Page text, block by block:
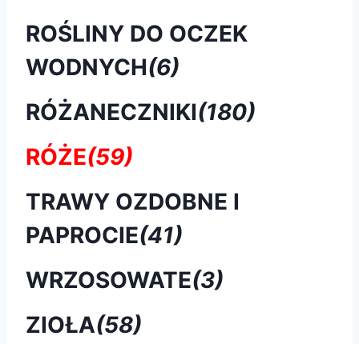
ROŚLINY DO OCZEK
WODNYCH(6)
RÓŻANECZNIKI(180)
RÓŻE(59)
TRAWY OZDOBNE I
PAPROCIE(41)
WRZOSOWATE(3)
ZIOŁA(58)